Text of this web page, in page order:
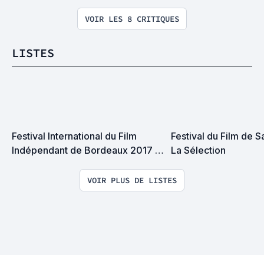
VOIR LES 8 CRITIQUES
LISTES
Festival International du Film
Indépendant de Bordeaux 2017 :
Festival du Film de
La Sélection
VOIR PLUS DE LISTES